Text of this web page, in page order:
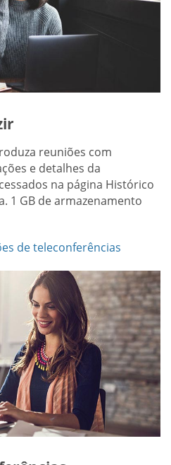
reuniões com
e detalhes da
na página Histórico
1 GB de armazenamento
de teleconferências